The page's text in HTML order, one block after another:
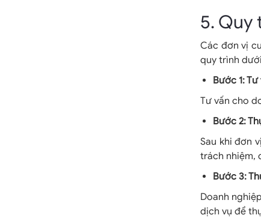
5. Quy
Các đơn vị
quy trình
Bước 1:
Tư vấn cho
Bước 2:
Sau khi đơn
trách nhiệm,
Bước 3:
Doanh
dịch vụ để